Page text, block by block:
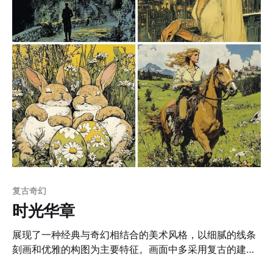
复古奇幻
时光华章
展现了一种经典与奇幻相结合的美术风格，以细腻的线条
刻画和优雅的构图为主要特征。画面中多采用复古的建筑